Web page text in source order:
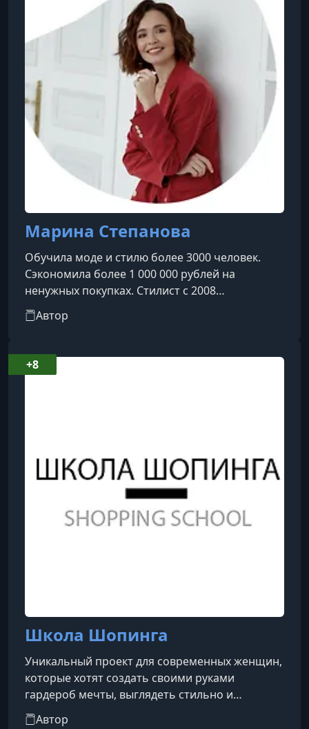
Марина Степанова
Обучила моде и стилю более 3000 человек.
Сэкономила более 1 000 000 рублей на
ненужных покупках. Стилист с 2008
годаВедущая на курсе. Провела мастер-классы
более 10 000 человек. Работала онлайн с
Эквадора. Возила клиентов на шопинг в
Милан. Была стилистом телепроекта "Доктор
Автор
Школа Шопинга
Уникальный проект для современных женщин,
которые хотят создать своими руками
гардероб мечты, выглядеть стильно и
безупречно и чувствовать себя комфортно
Автор
+8